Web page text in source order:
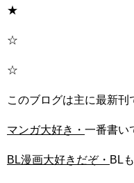
★
☆
☆
このブログは主に最新刊
マンガ大好き・ 一番書い
BL漫画大好きだぞ・ BL